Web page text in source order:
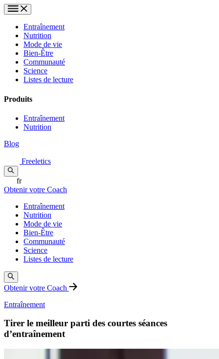
Entraînement
Nutrition
Mode de vie
Bien-Être
Communauté
Science
Listes de lecture
Produits
Entraînement
Nutrition
Blog
Freeletics
fr
Obtenir votre Coach
Entraînement
Nutrition
Mode de vie
Bien-Être
Communauté
Science
Listes de lecture
Obtenir votre Coach
Entraînement
Tirer le meilleur parti des courtes séances
d’entraînement